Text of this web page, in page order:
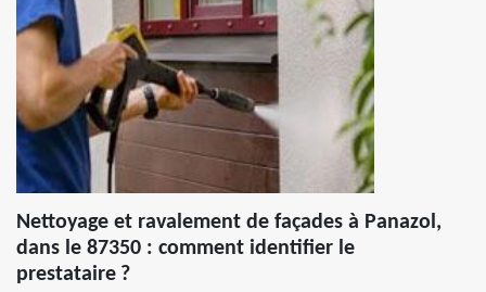
Nettoyage et ravalement de façades à Panazol,
dans le 87350 : comment identifier le
prestataire ?